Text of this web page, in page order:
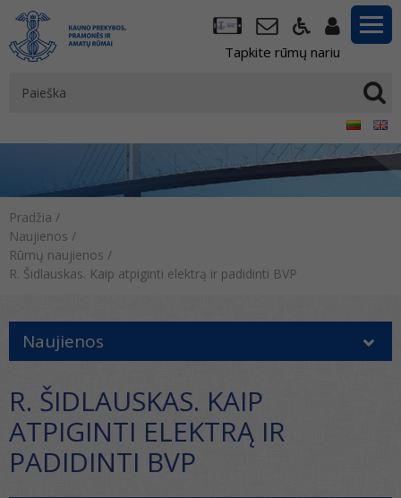
Tapkite rūmų nariu
Pradžia /
Naujienos /
Rūmų naujienos /
R. Šidlauskas. Kaip atpiginti elektrą ir padidinti BVP
Naujienos
R. ŠIDLAUSKAS. KAIP
ATPIGINTI ELEKTRĄ IR
PADIDINTI BVP